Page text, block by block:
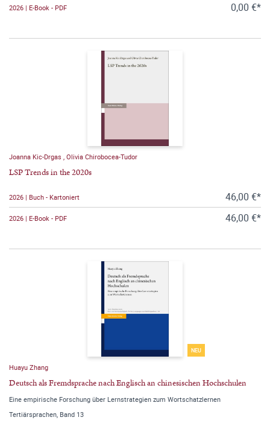
2026 | E-Book - PDF 0,00 €*
Joanna Kic-Drgas , Olivia Chirobocea-Tudor
LSP Trends in the 2020s
2026 | Buch - Kartoniert 46,00 €*
2026 | E-Book - PDF 46,00 €*
NEU
Huayu Zhang
Deutsch als Fremdsprache nach Englisch an chinesischen Hochschulen
Eine empirische Forschung über Lernstrategien zum Wortschatzlernen
Tertiärsprachen, Band 13